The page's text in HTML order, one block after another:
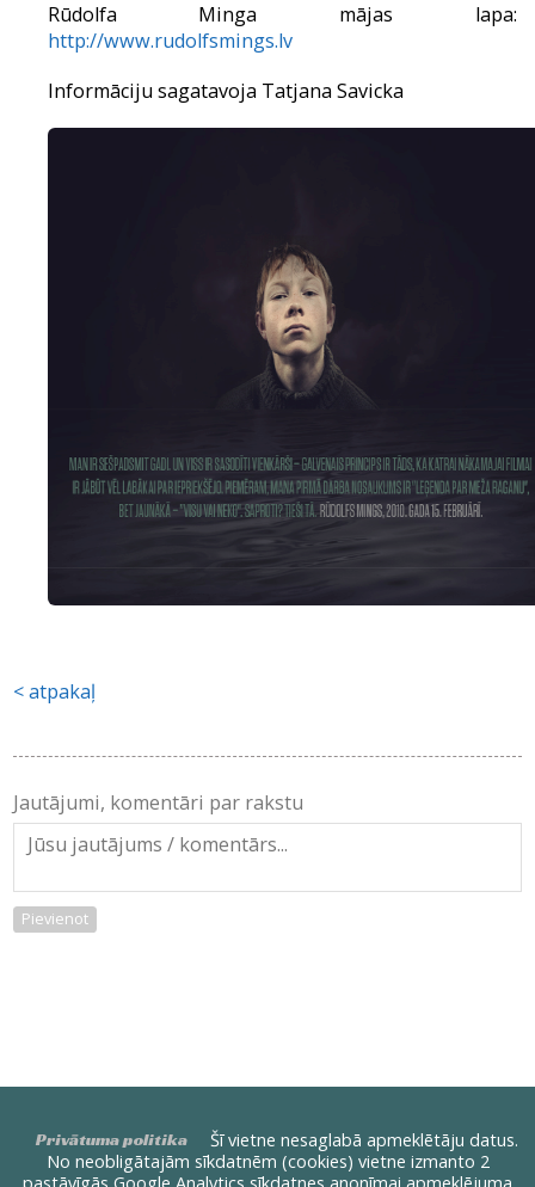
Rūdolfa Minga mājas lapa:
http://www.rudolfsmings.lv
Informāciju sagatavoja Tatjana Savicka
atpakaļ
Jautājumi, komentāri par rakstu
Pievienot
Privātuma politika
Šī vietne nesaglabā apmeklētāju datus.
No neobligātajām sīkdatnēm (cookies) vietne izmanto 2
pastāvīgās Google Analytics sīkdatnes anonīmai apmeklējuma